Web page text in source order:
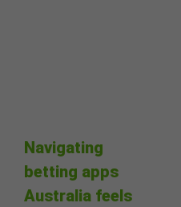
Navigating
betting apps
Australia feels